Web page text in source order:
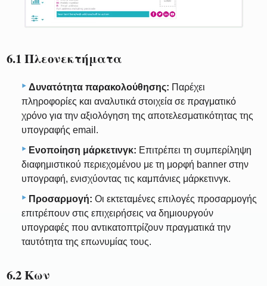
6.1 Πλεονεκτήματα
Δυνατότητα παρακολούθησης: Παρέχει
πληροφορίες και αναλυτικά στοιχεία σε πραγματικό
χρόνο για την αξιολόγηση της αποτελεσματικότητας της
υπογραφής email.
Ενοποίηση μάρκετινγκ: Επιτρέπει τη συμπερίληψη
διαφημιστικού περιεχομένου με τη μορφή banner στην
υπογραφή, ενισχύοντας τις καμπάνιες μάρκετινγκ.
Προσαρμογή: Οι εκτεταμένες επιλογές προσαρμογής
επιτρέπουν στις επιχειρήσεις να δημιουργούν
υπογραφές που αντικατοπτρίζουν πραγματικά την
ταυτότητα της επωνυμίας τους.
6.2 Κων